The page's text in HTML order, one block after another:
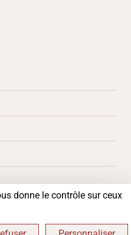
du canton de Fribourg
donne le contrôle sur ceux